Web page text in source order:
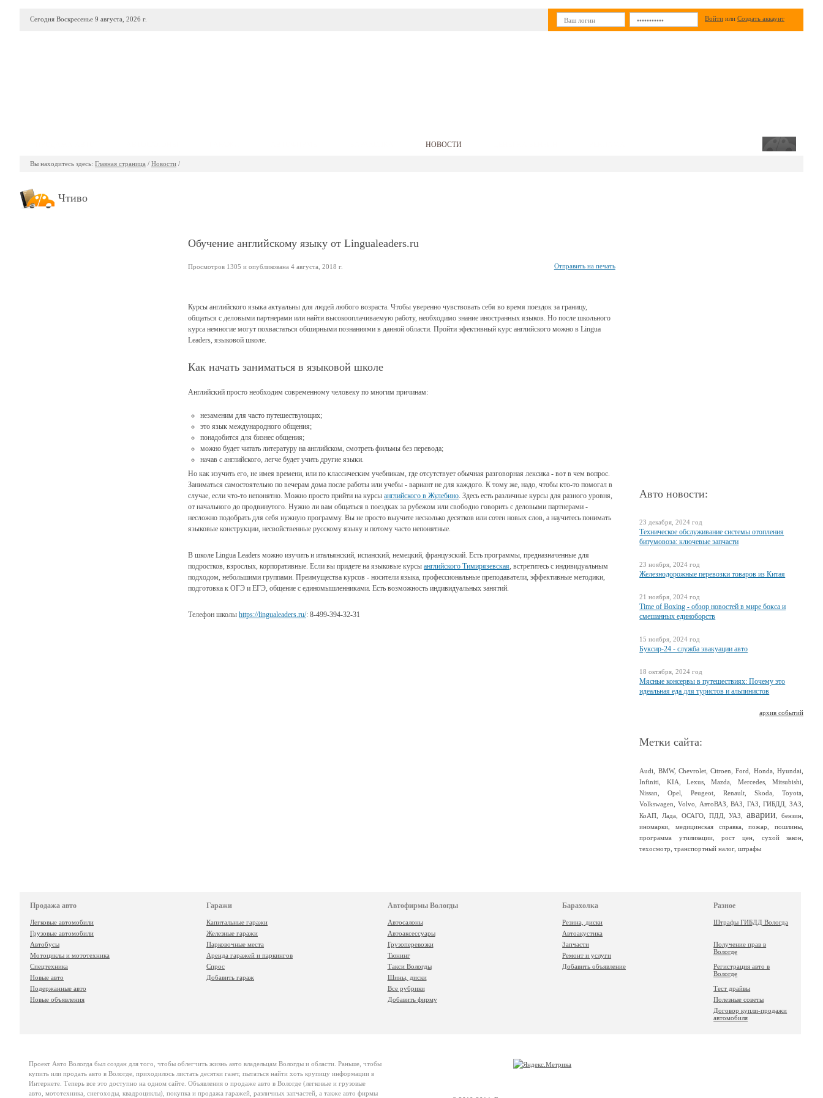
Сегодня Воскресенье 9 августа, 2026 г. Войти или Создать аккаунт
НОВОСТИ
Вы находитесь здесь: Главная страница / Новости /
Чтиво
Обучение английскому языку от Lingualeaders.ru
Просмотров 1305 и опубликована 4 августа, 2018 г. Отправить на печать
Курсы английского языка актуальны для людей любого возраста. Чтобы уверенно чувствовать себя во время поездок за границу,
общаться с деловыми партнерами или найти высокооплачиваемую работу, необходимо знание иностранных языков. Но после школьного
курса немногие могут похвастаться обширными познаниями в данной области. Пройти эфективный курс английского можно в Lingua
Leaders, языковой школе.
Как начать заниматься в языковой школе
Английский просто необходим современному человеку по многим причинам:
незаменим для часто путешествующих;
это язык международного общения;
понадобится для бизнес общения;
можно будет читать литературу на английском, смотреть фильмы без перевода;
начав с английского, легче будет учить другие языки.
Но как изучить его, не имея времени, или по классическим учебникам, где отсутствует обычная разговорная лексика - вот в чем вопрос.
Заниматься самостоятельно по вечерам дома после работы или учебы - вариант не для каждого. К тому же, надо, чтобы кто-то помогал в
случае, если что-то непонятно. Можно просто прийти на курсы английского в Жулебино. Здесь есть различные курсы для разного уровня,
от начального до продвинутого. Нужно ли вам общаться в поездках за рубежом или свободно говорить с деловыми партнерами -
несложно подобрать для себя нужную программу. Вы не просто выучите несколько десятков или сотен новых слов, а научитесь понимать
языковые конструкции, несвойственные русскому языку и потому часто непонятные.
В школе Lingua Leaders можно изучить и итальянский, испанский, немецкий, французский. Есть программы, предназначенные для
подростков, взрослых, корпоративные. Если вы придете на языковые курсы английского Тимирязевская, встретитесь с индивидуальным
подходом, небольшими группами. Преимущества курсов - носители языка, профессиональные преподаватели, эффективные методики,
подготовка к ОГЭ и ЕГЭ, общение с единомышленниками. Есть возможность индивидуальных занятий.
Телефон школы https://lingualeaders.ru/: 8-499-394-32-31
Авто новости:
23 декабря, 2024 год
Техническое обслуживание системы отопления
битумовоза: ключевые запчасти
23 ноября, 2024 год
Железнодорожные перевозки товаров из Китая
21 ноября, 2024 год
Time of Boxing - обзор новостей в мире бокса и
смешанных единоборств
15 ноября, 2024 год
Буксир-24 - служба эвакуации авто
18 октября, 2024 год
Мясные консервы в путешествиях: Почему это
идеальная еда для туристов и альпинистов
архив событий
Метки сайта:
Audi BMW, Chevrolet,Citroen ,Ford Honda ,Hyundai
Infiniti
KIA Lexus,Mazda Mercedes,Mitsubishi
Nissan
,Opel ,Peugeot ,Renault ,Skoda ,Toyota
Volkswagen
,Volvo АвтоВАЗ ,ВАЗ ,ГАЗ ,ГИБДД ,ЗАЗ
КоАП ,Лада ОСАГО, ПДД ,УАЗ ,аварии ,бензин
иномарки
медицинская справка ,пожар пошлины
программа утилизации,рост цен, сухой закон
техосмотр ,транспортный налог,штрафы
Продажа авто
Легковые автомобили
Грузовые автомобили
Автобусы
Мотоциклы и мототехника
Спецтехника
Новые авто
Подержанные авто
Новые объявления
Гаражи
Капитальные гаражи
Железные гаражи
Парковочные места
Аренда гаражей и паркингов
Спрос
Добавить гараж
Автофирмы Вологды
Автосалоны
Автоаксессуары
Грузоперевозки
Тюнинг
Такси Вологды
Шины, диски
Все рубрики
Добавить фирму
Барахолка
Резина, диски
Автоакустика
Запчасти
Ремонт и услуги
Добавить объявление
Разное
Штрафы ГИБДД Вологда
Получение прав в
Вологде
Регистрация авто в
Вологде
Тест драйвы
Полезные советы
Договор купли-продажи
автомобиля
Проект Авто Вологда был создан для того, чтобы облегчить жизнь авто владельцам Вологды и области. Раньше, чтобы
купить или продать авто в Вологде, приходилось листать десятки газет, пытаться найти хоть крупицу информации в
Интернете. Теперь все это доступно на одном сайте. Объявления о продаже авто в Вологде (легковые и грузовые
авто, мототехника, снегоходы, квадроциклы), покупка и продажа гаражей, различных запчастей, а также авто фирмы